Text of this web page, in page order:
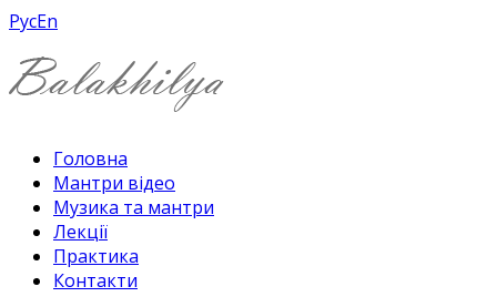
РусEn
Головна
Мантри відео
Музика та мантри
Лекції
Практика
Контакти